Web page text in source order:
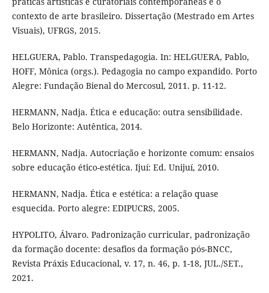
contexto de arte brasileiro. Dissertação (Mestrado em Artes
Visuais), UFRGS, 2015.
HELGUERA, Pablo. Transpedagogia. In: HELGUERA, Pablo,
HOFF, Mônica (orgs.). Pedagogia no campo expandido. Porto
Alegre: Fundação Bienal do Mercosul, 2011. p. 11-12.
HERMANN, Nadja. Ética e educação: outra sensibilidade.
Belo Horizonte: Autêntica, 2014.
HERMANN, Nadja. Autocriação e horizonte comum: ensaios
sobre educação ético-estética. Ijuí: Ed. Unijuí, 2010.
HERMANN, Nadja. Ética e estética: a relação quase
esquecida. Porto alegre: EDIPUCRS, 2005.
HYPOLITO, Álvaro. Padronização curricular, padronização
da formação docente: desafios da formação pós-BNCC,
Revista Práxis Educacional, v. 17, n. 46, p. 1-18, JUL./SET.,
2021.